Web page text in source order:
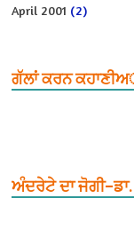
April 2001 (2)
ਗੱਲਾਂ ਕਰਨ
ਅੰਦਰੇਟੇ ਦਾ